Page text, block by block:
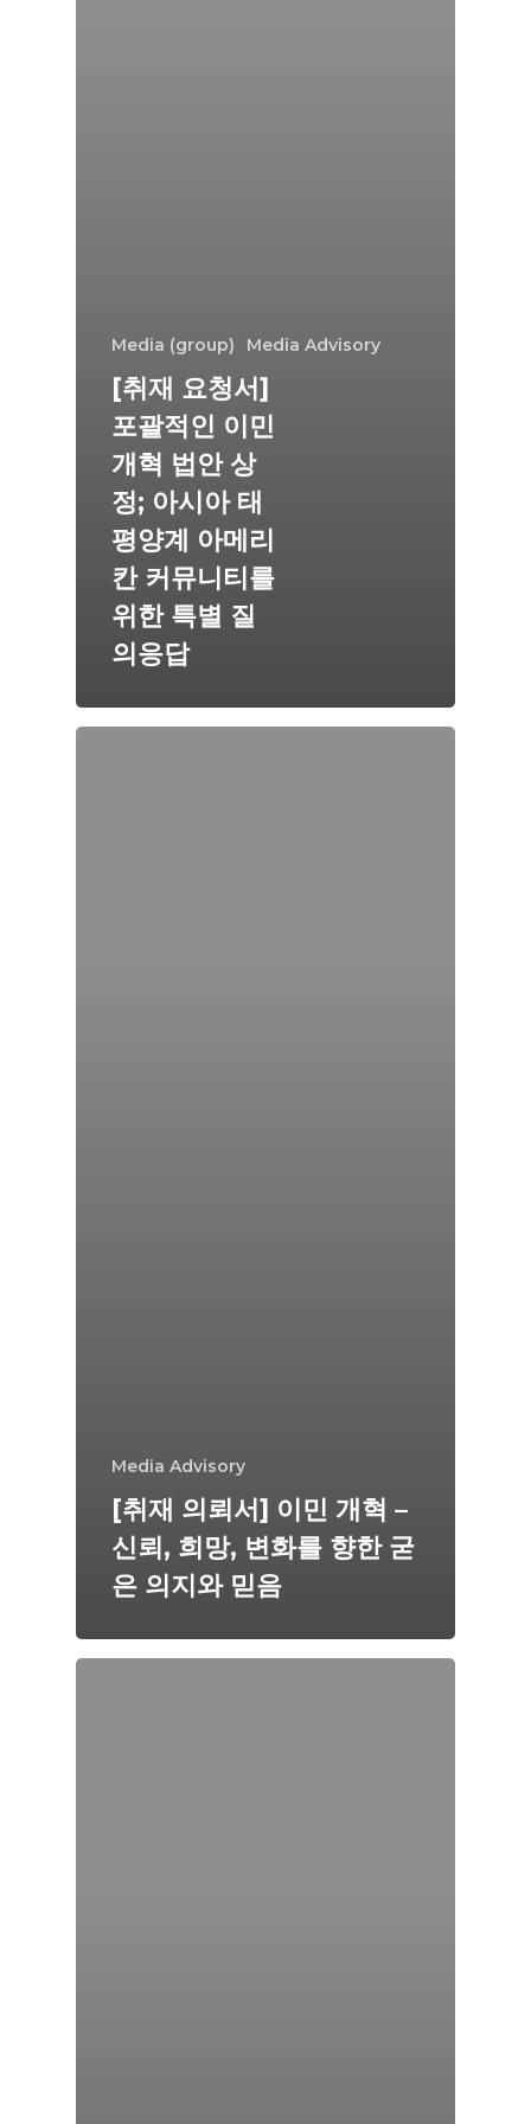
Media (group) Media Advisory
[취재 요청서]
포괄적인 이민
개혁 법안 상
정; 아시아 태
평양계 아메리
칸 커뮤니티를
위한 특별 질
의응답
Media Advisory
[취재 의뢰서] 이민 개혁 –
신뢰, 희망, 변화를 향한 굳
은 의지와 믿음